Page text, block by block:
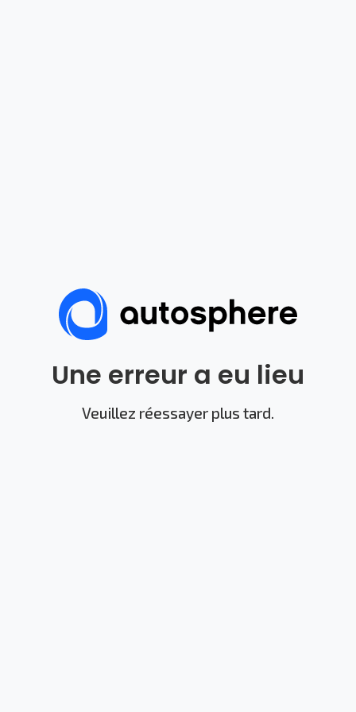
Une erreur a eu lieu
Veuillez réessayer plus tard.